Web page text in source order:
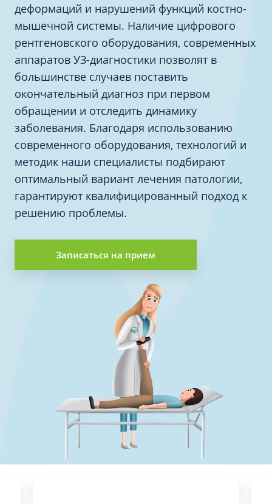
деформаций и нарушений функций костно-
мышечной системы. Наличие цифрового
рентгеновского оборудования, современных
аппаратов УЗ-диагностики позволят в
большинстве случаев поставить
окончательный диагноз при первом
обращении и отследить динамику
заболевания. Благодаря использованию
современного оборудования, технологий и
методик наши специалисты подбирают
оптимальный вариант лечения патологии,
гарантируют квалифицированный подход к
решению проблемы.
Записаться на прием